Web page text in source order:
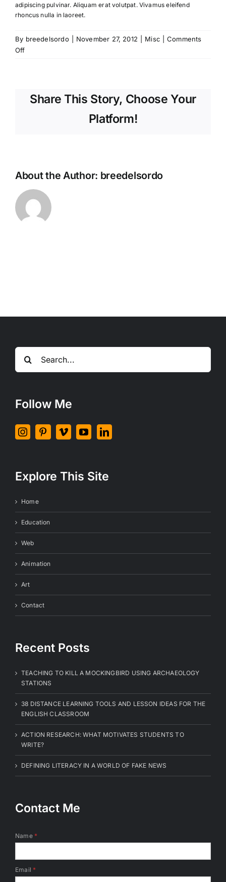
adipiscing pulvinar. Aliquam erat volutpat. Vivamus eleifend
rhoncus nulla in laoreet.
By breedelsordo November 27, 2012 Misc
Comments
Offon
sociosqu
ad
pers.
Share This Story, Choose Your
Platform!
About the Author: breedelsordo
Search
for:
Follow Me
Explore This Site
Home
Education
Web
Animation
Art
Contact
Recent Posts
TEACHING TO KILL A MOCKINGBIRD USING ARCHAEOLOGY
STATIONS
38 DISTANCE LEARNING TOOLS AND LESSON IDEAS FOR THE
ENGLISH CLASSROOM
ACTION RESEARCH: WHAT MOTIVATES STUDENTS TO
WRITE?
DEFINING LITERACY IN A WORLD OF FAKE NEWS
Contact Me
Name *
Email *